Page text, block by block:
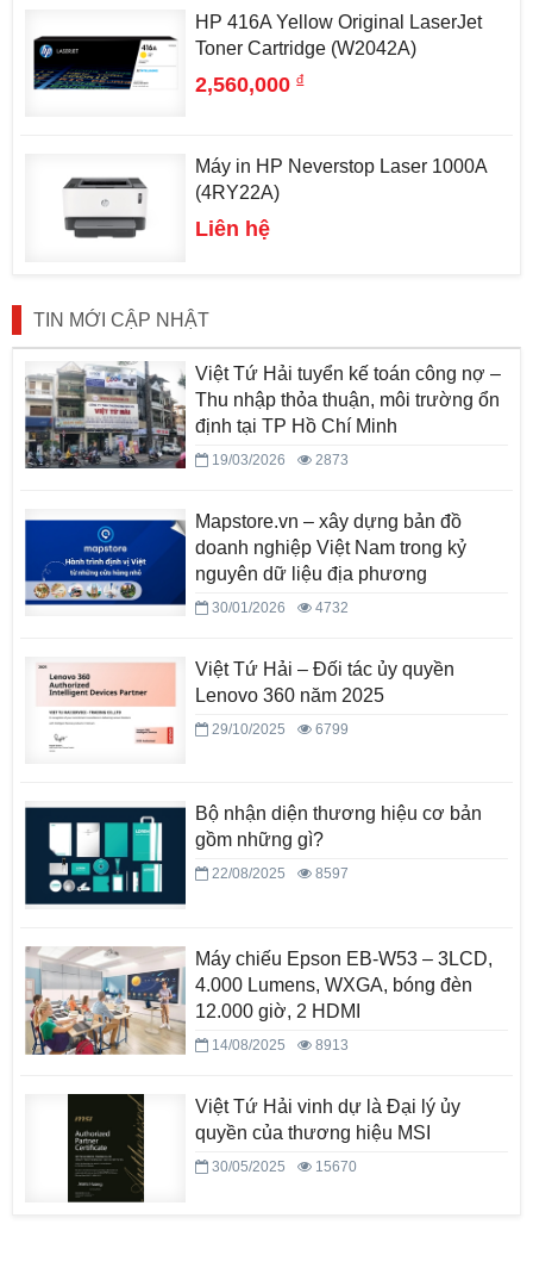
HP 416A Yellow Original LaserJet
Toner Cartridge (W2042A)
2,560,000đ
Máy in HP Neverstop Laser 1000A
(4RY22A)
Liên hệ
TIN MỚI CẬP NHẬT
Việt Tứ Hải tuyển kế toán công nợ –
Thu nhập thỏa thuận, môi trường ổn
định tại TP Hồ Chí Minh
19/03/2026 2873
Mapstore.vn – xây dựng bản đồ
doanh nghiệp Việt Nam trong kỷ
nguyên dữ liệu địa phương
30/01/2026 4732
Việt Tứ Hải – Đối tác ủy quyền
Lenovo 360 năm 2025
29/10/2025 6799
Bộ nhận diện thương hiệu cơ bản
gồm những gì?
22/08/2025 8597
Máy chiếu Epson EB-W53 – 3LCD,
4.000 Lumens, WXGA, bóng đèn
12.000 giờ, 2 HDMI
14/08/2025 8913
Việt Tứ Hải vinh dự là Đại lý ủy
quyền của thương hiệu MSI
30/05/2025 15670